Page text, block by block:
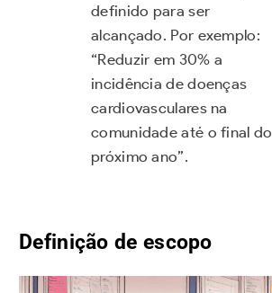
definido para ser
alcançado. Por exemplo:
“Reduzir em 30% a
incidência de doenças
cardiovasculares na
comunidade até o final do
próximo ano”.
Definição de escopo